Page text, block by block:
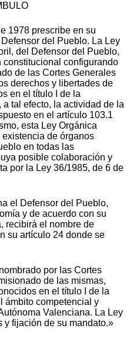
1978 prescribe en su
del Pueblo. La Ley
del Defensor del Pueblo,
configurando
de las Cortes Generales
derechos y libertades de
en el título I de la
tal efecto, la actividad de la
en el artículo 103.1
esta Ley Orgánica
de órganos
en todas las
posible colaboración y
por la Ley 36/1985, de 6 de
el Defensor del Pueblo,
y de acuerdo con su
recibirá el nombre de
su artículo 24 donde se
por las Cortes
de las mismas,
en el título I de la
ámbito competencial y
Valenciana. La Ley
y fijación de su mandato.»